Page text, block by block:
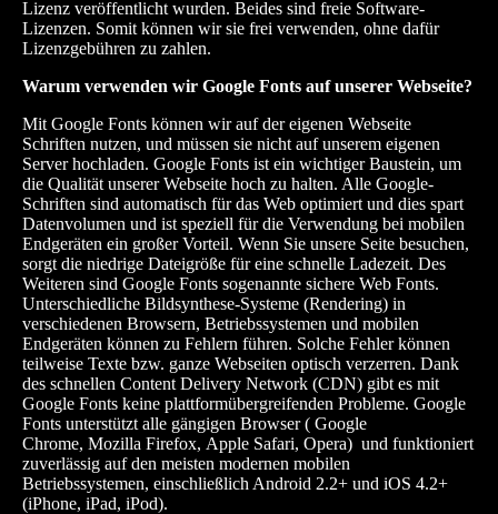
Lizenz veröffentlicht wurden. Beides sind freie Software-
Lizenzen. Somit können wir sie frei verwenden, ohne dafür
Lizenzgebühren zu zahlen.
Warum verwenden wir Google Fonts auf unserer Webseite?
Mit Google Fonts können wir auf der eigenen Webseite
Schriften nutzen, und müssen sie nicht auf unserem eigenen
Server hochladen. Google Fonts ist ein wichtiger Baustein, um
die Qualität unserer Webseite hoch zu halten. Alle Google-
Schriften sind automatisch für das Web optimiert und dies spart
Datenvolumen und ist speziell für die Verwendung bei mobilen
Endgeräten ein großer Vorteil. Wenn Sie unsere Seite besuchen,
sorgt die niedrige Dateigröße für eine schnelle Ladezeit. Des
Weiteren sind Google Fonts sogenannte sichere Web Fonts.
Unterschiedliche Bildsynthese-Systeme (Rendering) in
verschiedenen Browsern, Betriebssystemen und mobilen
Endgeräten können zu Fehlern führen. Solche Fehler können
teilweise Texte bzw. ganze Webseiten optisch verzerren. Dank
des schnellen Content Delivery Network (CDN) gibt es mit
Google Fonts keine plattformübergreifenden Probleme. Google
Fonts unterstützt alle gängigen Browser ( Google
Chrome, Mozilla Firefox, Apple Safari, Opera) und funktioniert
zuverlässig auf den meisten modernen mobilen
Betriebssystemen, einschließlich Android 2.2+ und iOS 4.2+
(iPhone, iPad, iPod).